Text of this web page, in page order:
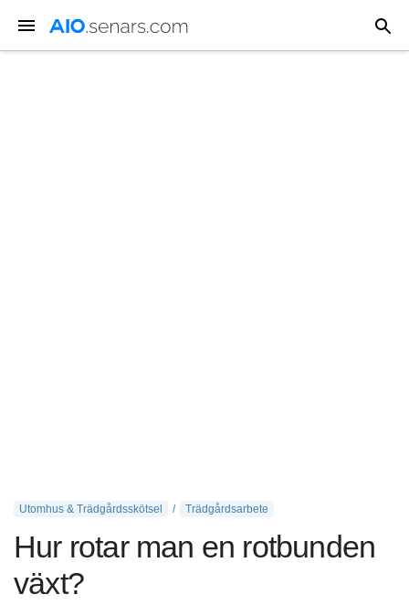
Utomhus & Trädgårdsskötsel Trädgårdsarbete
Hur rotar man en rotbunden
växt?